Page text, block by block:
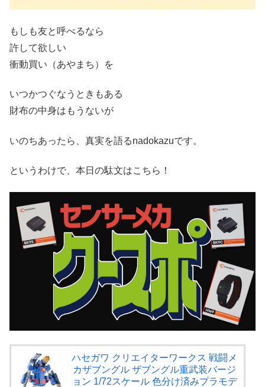
もしも友と呼べるなら
許して欲しい
衝動買い（あやまち）を
いつかつぐなうときもある
財布の中身はもうないが
いのちあったら、真実を語るnadokazuです。
というわけで、本日の駄文はこちら！
ハセガワ クリエイターワークス 戦闘メ
カザブングル ザブングル重武装バージ
ョン 1/72スケール 色分け済みプラモデ